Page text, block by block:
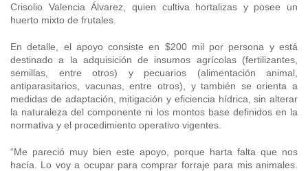
Crisolio Valencia Álvarez, quien cultiva hortalizas y posee un
huerto mixto de frutales.
En detalle, el apoyo consiste en $200 mil por persona y está
destinado a la adquisición de insumos agrícolas (fertilizantes,
semillas, entre otros) y pecuarios (alimentación animal,
antiparasitarios, vacunas, entre otros), y también se orienta a
medidas de adaptación, mitigación y eficiencia hídrica, sin alterar
la naturaleza del componente ni los montos base definidos en la
normativa y el procedimiento operativo vigentes.
“Me pareció muy bien este apoyo, porque harta falta que nos
hacía. Lo voy a ocupar para comprar forraje para mis animales.